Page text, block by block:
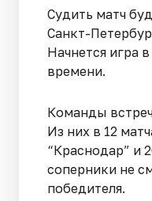
Судить матч
Санкт-
Начнется игра
времени.
Команды
Из них в 12
“Краснодар” и
соперники не
победителя.